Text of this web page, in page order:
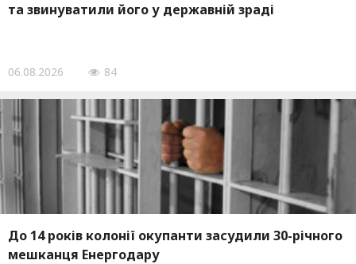
та звинуватили його у державній зраді
06.08.2026 84
До 14 років колонії окупанти засудили 30-річного
мешканця Енергодару